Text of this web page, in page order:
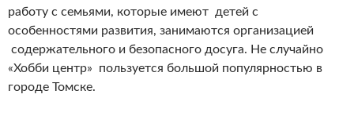
работу с семьями, которые имеют детей с
особенностями развития, занимаются организацией
содержательного и безопасного досуга. Не случайно
«Хобби центр» пользуется большой популярностью в
городе Томске.